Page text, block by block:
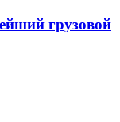
грузовой